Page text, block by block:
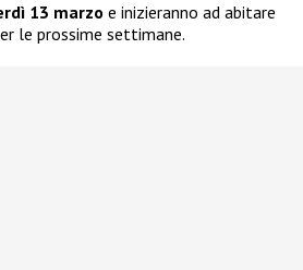
13 marzo e inizieranno ad abitare
le prossime settimane.